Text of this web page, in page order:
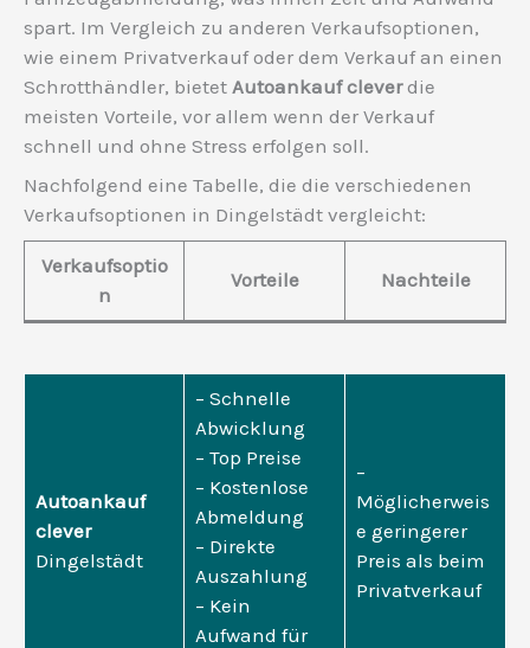
spart. Im Vergleich zu anderen Verkaufsoptionen,
wie einem Privatverkauf oder dem Verkauf an einen
Schrotthändler, bietet Autoankauf cleverdie
meisten Vorteile, vor allem wenn der Verkauf
schnell und ohne Stress erfolgen soll.
Nachfolgend eine Tabelle, die die verschiedenen
Verkaufsoptionen in Dingelstädt vergleicht:
Verkaufsoptio
n
Vorteile Nachteile
Autoankauf
clever
Dingelstädt
– Schnelle
Abwicklung
– Top Preise
– Kostenlose
Abmeldung
– Direkte
Auszahlung
– Kein
Aufwand für
–
Möglicherweis
e geringerer
Preis als beim
Privatverkauf